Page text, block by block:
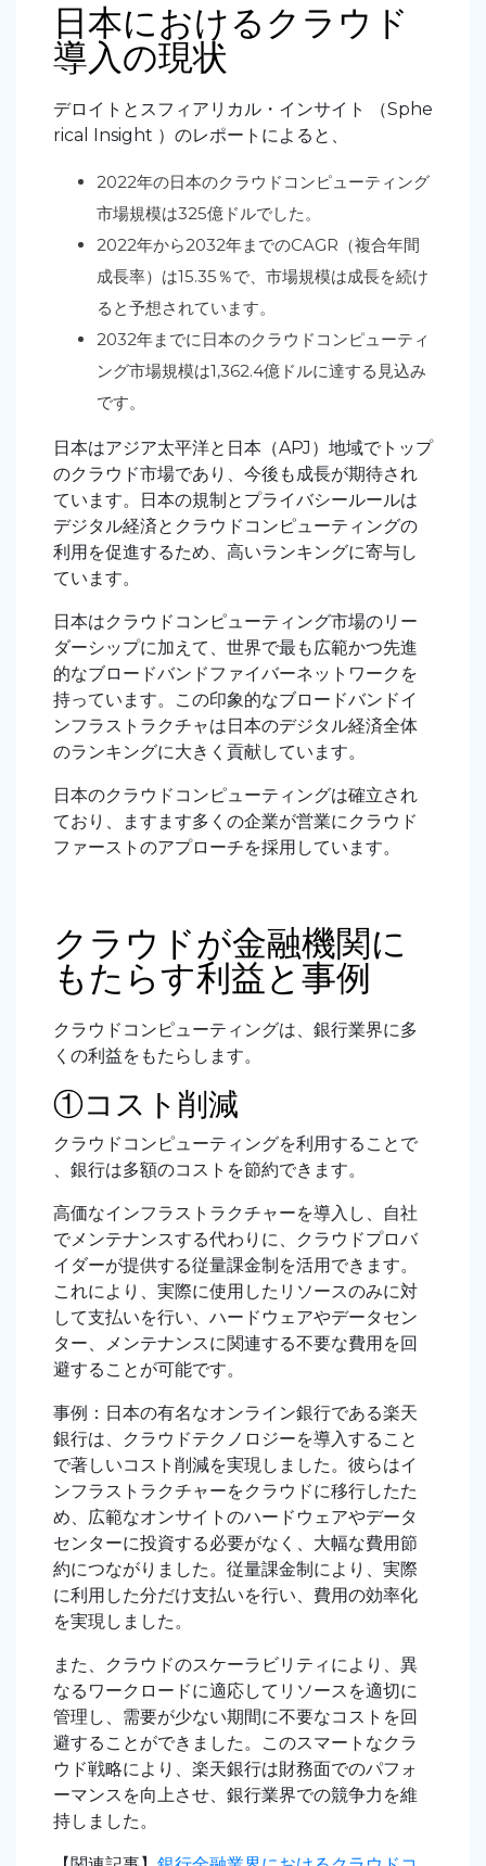
日本におけるクラウド
導入の現状
デロイトとスフィアリカル・インサイト （Sphe
rical Insight ）のレポートによると、
2022年の日本のクラウドコンピューティング
市場規模は325億ドルでした。
2022年から2032年までのCAGR（複合年間
成長率）は15.35％で、市場規模は成長を続け
ると予想されています。
2032年までに日本のクラウドコンピューティ
ング市場規模は1,362.4億ドルに達する見込み
です。
日本はアジア太平洋と日本（APJ）地域でトップ
のクラウド市場であり、今後も成長が期待され
ています。日本の規制とプライバシールールは
デジタル経済とクラウドコンピューティングの
利用を促進するため、高いランキングに寄与し
ています。
日本はクラウドコンピューティング市場のリー
ダーシップに加えて、世界で最も広範かつ先進
的なブロードバンドファイバーネットワークを
持っています。この印象的なブロードバンドイ
ンフラストラクチャは日本のデジタル経済全体
のランキングに大きく貢献しています。
日本のクラウドコンピューティングは確立され
ており、ますます多くの企業が営業にクラウド
ファーストのアプローチを採用しています。
クラウドが金融機関に
もたらす利益と事例
クラウドコンピューティングは、銀行業界に多
くの利益をもたらします。
①コスト削減
クラウドコンピューティングを利用することで
、銀行は多額のコストを節約できます。
高価なインフラストラクチャーを導入し、自社
でメンテナンスする代わりに、クラウドプロバ
イダーが提供する従量課金制を活用できます。
これにより、実際に使用したリソースのみに対
して支払いを行い、ハードウェアやデータセン
ター、メンテナンスに関連する不要な費用を回
避することが可能です。
事例：日本の有名なオンライン銀行である楽天
銀行は、クラウドテクノロジーを導入すること
で著しいコスト削減を実現しました。彼らはイ
ンフラストラクチャーをクラウドに移行したた
め、広範なオンサイトのハードウェアやデータ
センターに投資する必要がなく、大幅な費用節
約につながりました。従量課金制により、実際
に利用した分だけ支払いを行い、費用の効率化
を実現しました。
また、クラウドのスケーラビリティにより、異
なるワークロードに適応してリソースを適切に
管理し、需要が少ない期間に不要なコストを回
避することができました。このスマートなクラ
ウド戦略により、楽天銀行は財務面でのパフォ
ーマンスを向上させ、銀行業界での競争力を維
持しました。